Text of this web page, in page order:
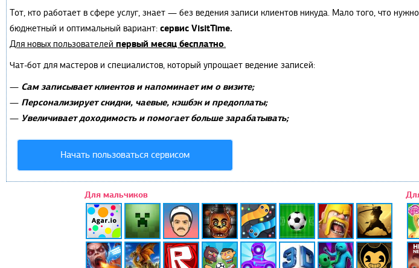
Тот, кто работает в сфере услуг, знает — без ведения записи клиентов никуда. Мало того, что
бюджетный и оптимальный вариант: сервис VisitTime.
Для новых пользователей первый месяц бесплатно.
Чат-бот для мастеров и специалистов, который упрощает ведение записей:
— Сам записывает клиентов и напоминает им о визите;
— Персонализирует скидки, чаевые, кэшбэк и предоплаты;
— Увеличивает доходимость и помогает больше зарабатывать;
Начать пользоваться сервисом
Для мальчиков